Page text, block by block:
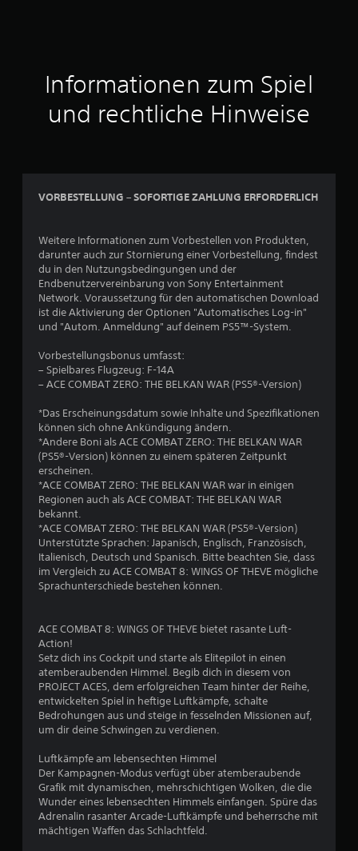
Informationen zum Spiel
und rechtliche Hinweise
VORBESTELLUNG – SOFORTIGE ZAHLUNG ERFORDERLICH
Weitere Informationen zum Vorbestellen von Produkten,
darunter auch zur Stornierung einer Vorbestellung, findest
du in den Nutzungsbedingungen und der
Endbenutzervereinbarung von Sony Entertainment
Network. Voraussetzung für den automatischen Download
ist die Aktivierung der Optionen "Automatisches Log-in"
und "Autom. Anmeldung" auf deinem PS5™-System.
Vorbestellungsbonus umfasst:
– Spielbares Flugzeug: F-14A
– ACE COMBAT ZERO: THE BELKAN WAR (PS5®-Version)
*Das Erscheinungsdatum sowie Inhalte und Spezifikationen
können sich ohne Ankündigung ändern.
*Andere Boni als ACE COMBAT ZERO: THE BELKAN WAR
(PS5®-Version) können zu einem späteren Zeitpunkt
erscheinen.
*ACE COMBAT ZERO: THE BELKAN WAR war in einigen
Regionen auch als ACE COMBAT: THE BELKAN WAR
bekannt.
*ACE COMBAT ZERO: THE BELKAN WAR (PS5®-Version)
Unterstützte Sprachen: Japanisch, Englisch, Französisch,
Italienisch, Deutsch und Spanisch. Bitte beachten Sie, dass
im Vergleich zu ACE COMBAT 8: WINGS OF THEVE mögliche
Sprachunterschiede bestehen können.
ACE COMBAT 8: WINGS OF THEVE bietet rasante Luft-
Action!
Setz dich ins Cockpit und starte als Elitepilot in einen
atemberaubenden Himmel. Begib dich in diesem von
PROJECT ACES, dem erfolgreichen Team hinter der Reihe,
entwickelten Spiel in heftige Luftkämpfe, schalte
Bedrohungen aus und steige in fesselnden Missionen auf,
um dir deine Schwingen zu verdienen.
Luftkämpfe am lebensechten Himmel
Der Kampagnen-Modus verfügt über atemberaubende
Grafik mit dynamischen, mehrschichtigen Wolken, die die
Wunder eines lebensechten Himmels einfangen. Spüre das
Adrenalin rasanter Arcade-Luftkämpfe und beherrsche mit
mächtigen Waffen das Schlachtfeld.